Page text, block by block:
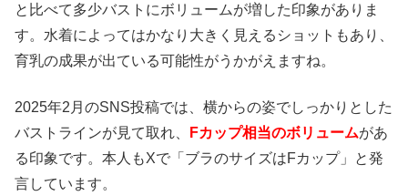
と比べて多少バストにボリュームが増した印象がありま
す。水着によってはかなり大きく見えるショットもあり、
育乳の成果が出ている可能性がうかがえますね。
2025年2月のSNS投稿では、横からの姿でしっかりとした
バストラインが見て取れ、
Fカップ相当のボリュームがあ
る印象です。本人もXで「ブラのサイズはFカップ」と発
言しています。